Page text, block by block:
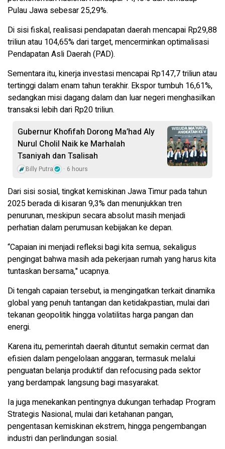
Pulau Jawa sebesar 25,29%.
Di sisi fiskal, realisasi pendapatan daerah mencapai Rp29,88
triliun atau 104,65% dari target, mencerminkan optimalisasi
Pendapatan Asli Daerah (PAD).
Sementara itu, kinerja investasi mencapai Rp147,7 triliun atau
tertinggi dalam enam tahun terakhir. Ekspor tumbuh 16,61%,
sedangkan misi dagang dalam dan luar negeri menghasilkan
transaksi lebih dari Rp20 triliun.
Gubernur Khofifah Dorong Ma’had Aly
Nurul Cholil Naik ke Marhalah
Tsaniyah dan Tsalisah
Billy Putra 6 hours
Dari sisi sosial, tingkat kemiskinan Jawa Timur pada tahun
2025 berada di kisaran 9,3% dan menunjukkan tren
penurunan, meskipun secara absolut masih menjadi
perhatian dalam perumusan kebijakan ke depan.
“Capaian ini menjadi refleksi bagi kita semua, sekaligus
pengingat bahwa masih ada pekerjaan rumah yang harus kita
tuntaskan bersama," ucapnya.
Di tengah capaian tersebut, ia mengingatkan terkait dinamika
global yang penuh tantangan dan ketidakpastian, mulai dari
tekanan geopolitik hingga volatilitas harga pangan dan
energi.
Karena itu, pemerintah daerah dituntut semakin cermat dan
efisien dalam pengelolaan anggaran, termasuk melalui
penguatan belanja produktif dan refocusing pada sektor
yang berdampak langsung bagi masyarakat.
Ia juga menekankan pentingnya dukungan terhadap Program
Strategis Nasional, mulai dari ketahanan pangan,
pengentasan kemiskinan ekstrem, hingga pengembangan
industri dan perlindungan sosial.